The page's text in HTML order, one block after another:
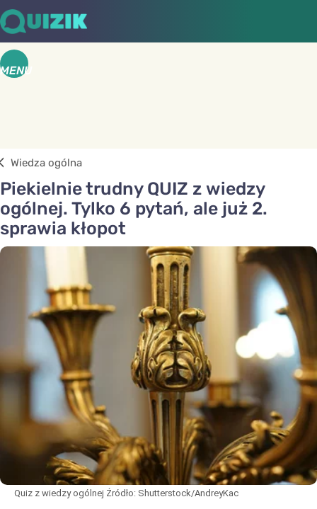
MENU
Wiedza ogólna
Piekielnie trudny QUIZ z wiedzy
ogólnej. Tylko 6 pytań, ale już 2.
sprawia kłopot
Quiz z wiedzy ogólnej Źródło: Shutterstock/AndreyKac